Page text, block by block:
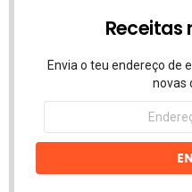
Receitas
Envia o teu endereço de
novas
Endereço
email